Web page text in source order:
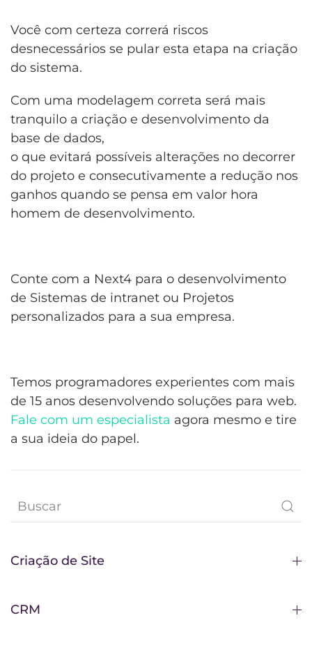
Você com certeza correrá riscos
desnecessários se pular esta etapa na criação
do sistema.
Com uma modelagem correta será mais
tranquilo a criação e desenvolvimento da
base de dados,
o que evitará possíveis alterações no decorrer
do projeto e consecutivamente a redução nos
ganhos quando se pensa em valor hora
homem de desenvolvimento.
Conte com a Next4 para o desenvolvimento
de Sistemas de intranet ou Projetos
personalizados para a sua empresa.
Temos programadores experientes com mais
de 15 anos desenvolvendo soluções para web.
Fale com um especialista agora mesmo e tire
a sua ideia do papel.
Criação de Site
CRM